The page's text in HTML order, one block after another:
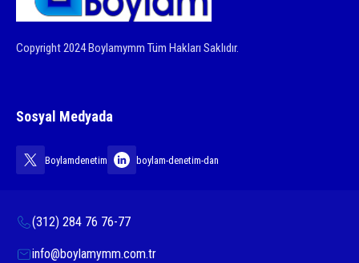
Copyright 2024 Boylamymm Tüm Hakları Saklıdır.
Sosyal Medyada
Boylamdenetim boylam-denetim-dan
(312) 284 76 76-77
info@boylamymm.com.tr